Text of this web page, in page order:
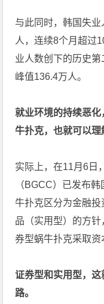
与此同时，韩国失
人，连续8个月超过
业人数创下的历史
峰值136.4万人。
就业环境的持续恶
牛扑克，也就可以理
实际上，在11月6日
（BGCC）已发布
牛扑克区分为金融
品（实用型）的方针
券型蜗牛扑克采取资
证券型和实用型，
路。